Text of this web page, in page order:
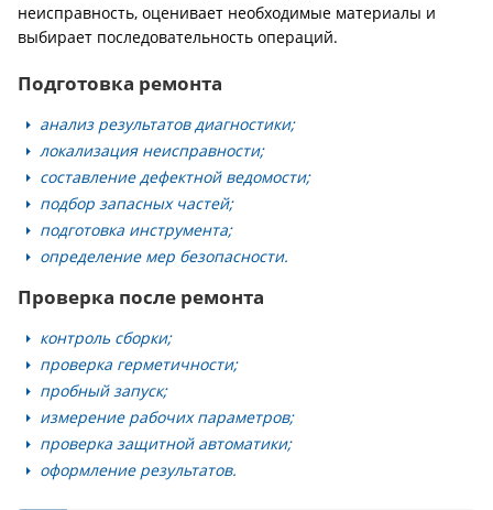
неисправность, оценивает необходимые материалы и
выбирает последовательность операций.
Подготовка ремонта
анализ результатов диагностики;
локализация неисправности;
составление дефектной ведомости;
подбор запасных частей;
подготовка инструмента;
определение мер безопасности.
Проверка после ремонта
контроль сборки;
проверка герметичности;
пробный запуск;
измерение рабочих параметров;
проверка защитной автоматики;
оформление результатов.